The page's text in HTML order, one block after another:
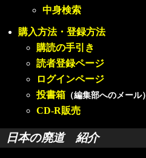
中身検索
購入方法・登録方法
購読の手引き
読者登録ページ
ログインページ
投書箱 （編集部へのメール）
CD-R販売
日本の廃道 紹介